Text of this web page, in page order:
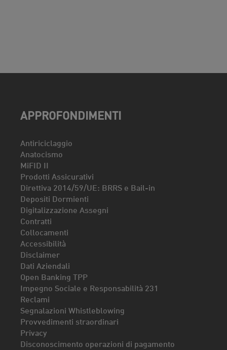
APPROFONDIMENTI
Antiriciclaggio
Anatocismo
MiFID II
Prodotti Assicurativi
Direttiva 2014/59/UE: BRRS e Bail-in
Depositi Dormienti
Digitalizzazione Assegni
Contratti
Collocamenti
Accessibilità
Disclaimer
Dati Aziendali
Open Banking TPP
Impegno Sociale e Responsabilità 231
Reclami
Segnalazioni Whistleblowing
Provvedimenti straordinari
Privacy
Disconoscimento operazioni di pagamento